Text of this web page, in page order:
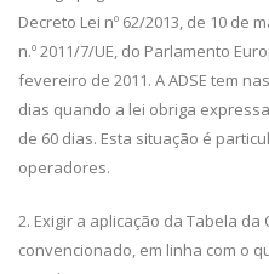
Decreto Lei nº 62/2013, de 10 de
n.º 2011/7/UE, do Parlamento
fevereiro de 2011. A ADSE tem
dias quando a lei obriga
de 60 dias. Esta situação é
operadores.
2. Exigir a aplicação da Tabela
convencionado, em linha com o